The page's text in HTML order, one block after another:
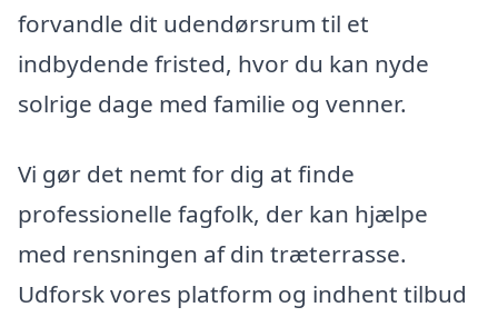
forvandle dit udendørsrum til et
indbydende fristed, hvor du kan nyde
solrige dage med familie og venner.
Vi gør det nemt for dig at finde
professionelle fagfolk, der kan hjælpe
med rensningen af din træterrasse.
Udforsk vores platform og indhent tilbud